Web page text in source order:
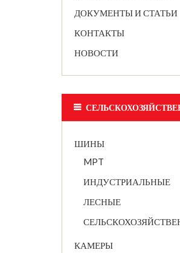
ДОКУМЕНТЫ И СТАТЬИ
КОНТАКТЫ
НОВОСТИ
ШИНЫ
MPT
ИНДУСТРИАЛЬНЫЕ
ЛЕСНЫЕ
КАМЕРЫ